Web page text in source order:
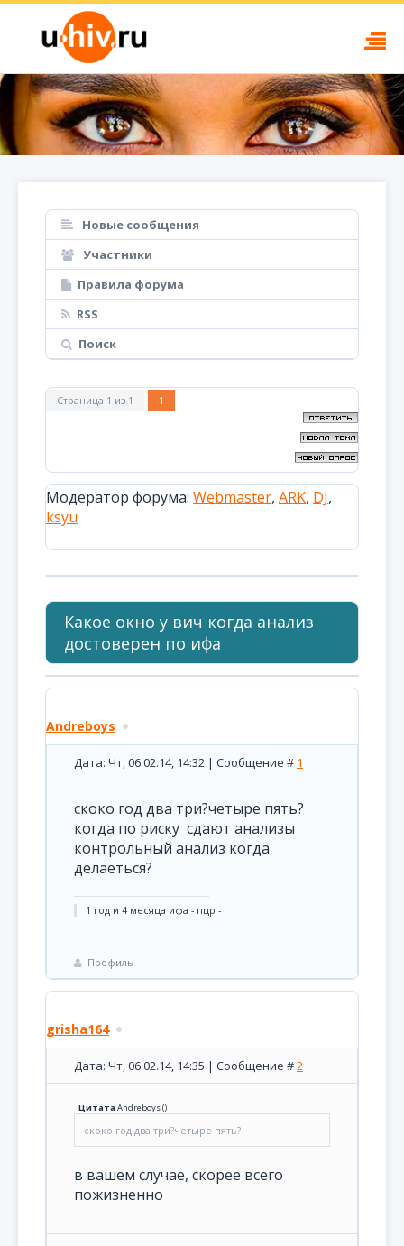
Новые сообщения
Участники
Правила форума
RSS
Поиск
Страница 1 из 1 1
Модератор форума: Webmaster, ARK, DJ,
ksyu
Какое окно у вич когда анализ
достоверен по ифа
Andreboys
Дата: Чт, 06.02.14, 14:32 | Сообщение # 1
скоко год два три?четыре пять?
когда по риску сдают анализы
контрольный анализ когда
делаеться?
1 год и 4 месяца ифа - пцр -
Профиль
grisha164
Дата: Чт, 06.02.14, 14:35 | Сообщение #2
ЦитатаAndreboys()
скоко год два три?четыре пять?
в вашем случае, скорее всего
пожизненно